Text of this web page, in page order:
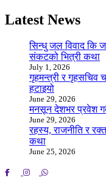
Latest News
सिन्धु जल विवाद कि
संकटको भित्री कथा
July 1, 2026
गृहमन्त्री र गृहसचिव
हटाइयो
June 29, 2026
मनसून देशभर प्रवेश
June 29, 2026
रहस्य, राजनीति र
कथा
June 25, 2026